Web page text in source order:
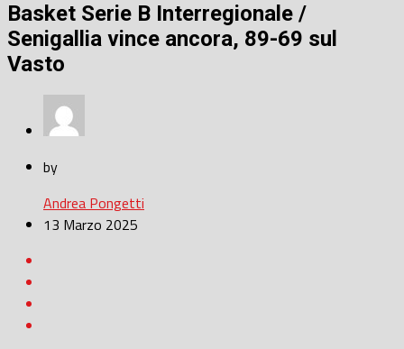
Basket Serie B Interregionale /
Senigallia vince ancora, 89-69 sul
Vasto
by
Andrea Pongetti
13 Marzo 2025